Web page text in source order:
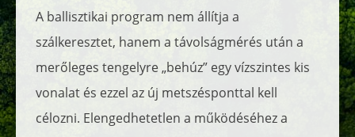
A ballisztikai program nem állítja a
szálkeresztet, hanem a távolságmérés után a
merőleges tengelyre „behúz” egy vízszintes kis
vonalat és ezzel az új metszésponttal kell
célozni. Elengedhetetlen a működéséhez a